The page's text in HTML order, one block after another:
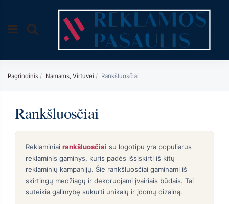
Pagrindinis Namams, Virtuvei Rankšluosčiai
Rankšluosčiai
Reklaminiai rankšluosčiai su logotipu yra populiarus
reklaminis gaminys, kuris padės išsiskirti iš kitų
reklaminių kampanijų. Šie rankšluosčiai gaminami iš
skirtingų medžiagų ir dekoruojami įvairiais būdais. Tai
suteikia galimybę sukurti unikalų ir įdomų dizainą.